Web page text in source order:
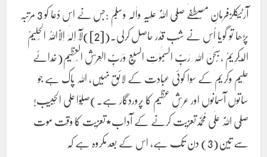
آرٹیکلزفرمانِ مُصْطَفٰے صَلَّی اللّٰہُ عَلَیْہِ واٰلِہٖ وَسَلَّمَ :جس نے اس دُعا کو 3 مرتبہ
پڑھا تو گویا اُس نے شَبِ قَدْر حاصل کرلی۔([2])لَآ اِلٰہَ اِلَّااللہُ الْحَلِیْمُ
الْـکَرِیْمُ ،سُبحٰنَ اللہ ِ رَبِّ السَّمٰوٰتِ السَّبْعِ وَرَبِّ الْعَرْشِ الْعَظِیْم(خُدائے
حَلیم وکریم کے سِوا کوئی عِبادت کے لائِق نہیں، اللہ پاک ہے جو
ساتوں آسمانوں اور عرشِ عظیم کا پَروردگار ہے۔)صَلُّوْا عَلَی الْحَبِیْب!
صَلَّی اللّٰہُ عَلٰی مُحَمَّدتعزیت کرنے کے آداب٭تعزیت کا وَقْت موت
سے تین(3) دن تک ہے، اس کے بعد مکروہ ہے کہ